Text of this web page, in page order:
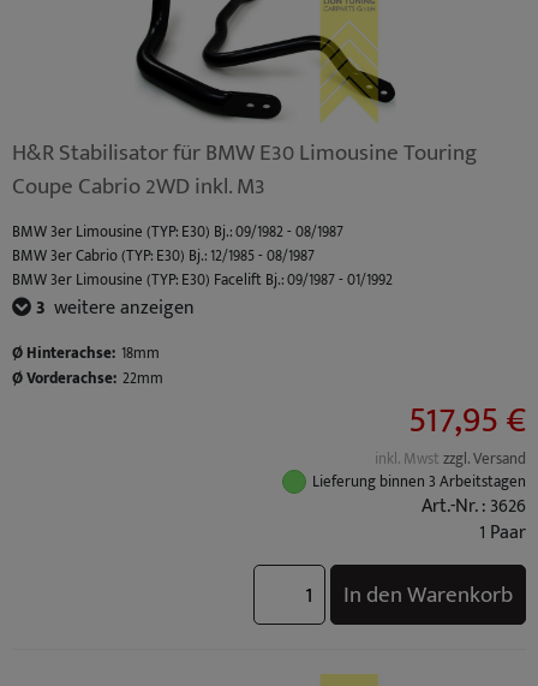
BMW M3 (TYP: M3 (E30) S14) Standard Bj.: 03/1986 - 03/1990
BMW M3 (TYP: M3 (E36) Coupe / Cabrio S50B30) Standard Bj.: 10/1992 - 10/1995
BMW M3 (TYP: M3 (E36) Limo S50B30) Standard Bj.: 10/1992 - 10/1995
BMW M3 (TYP: M3 (E36) Coupe / Cabrio S50B32) Facelift Bj.: 10/1995 - 04/1999
BMW M3 (TYP: M3 (E36) Limo S50B32) Facelift Bj.: 10/1995 - 04/1999
BMW M3 (TYP: M3 (E46) Coupe S54) Standard Bj.: 06/2000 - 02/2007
BMW M3 (TYP: M3 (E46) Cabrio S54) Standard Bj.: 06/2000 - 02/2007
H&R Stabilisator für BMW E30 Limousine Touring
Coupe Cabrio 2WD inkl. M3
BMW 3er Limousine (TYP: E30) Bj.: 09/1982 - 08/1987
BMW 3er Cabrio (TYP: E30) Bj.: 12/1985 - 08/1987
BMW 3er Limousine (TYP: E30) Facelift Bj.: 09/1987 - 01/1992
BMW 3er Touring (TYP: E30) Bj.: 07/1987 - 06/1994
BMW M3 (TYP: M3 (E30) S14) Standard Bj.: 03/1986 - 03/1990
3 weitere anzeigen
Ø Hinterachse: 18mm
Ø Vorderachse: 22mm
517,95 €
inkl. Mwstzzgl. Versand
Lieferung binnen 3 Arbeitstagen
Art.-Nr. : 3626
1 Paar
In den Warenkorb